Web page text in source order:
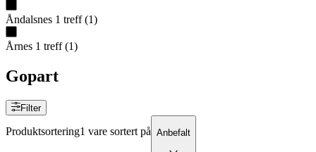
Åndalsnes 1 treff (1)
Årnes 1 treff (1)
Gopart
Filter
Produktsortering1 vare sortert på Anbefalt